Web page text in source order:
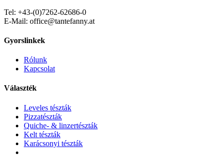
Tel: +43-(0)7262-62686-0
E-Mail: office@tantefanny.at
Gyorslinkek
Rólunk
Kapcsolat
Választék
Leveles tészták
Pizzatészták
Quiche- & linzertészták
Kelt tészták
Karácsonyi tészták